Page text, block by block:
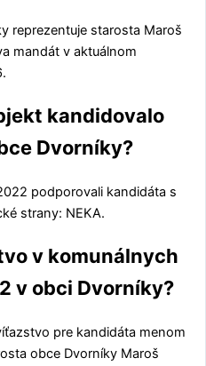
reprezentuje starosta Maroš
mandát v aktuálnom
kandidovalo
Dvorníky?
podporovali kandidáta s
strany: NEKA.
v komunálnych
v obci Dvorníky?
pre kandidáta menom
obce Dvorníky Maroš